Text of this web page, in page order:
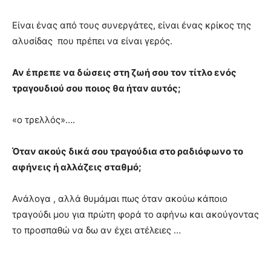
Είναι ένας από τους συνεργάτες, είναι ένας κρίκος της
αλυσίδας που πρέπει να είναι γερός.
Αν έπρεπε να δώσεις στη ζωή σου τον τίτλο ενός
τραγουδιού σου ποιος θα ήταν αυτός;
«ο τρελλός»….
Όταν ακούς δικά σου τραγούδια στο ραδιόφωνο το
αφήνεις ή αλλάζεις σταθμό;
Ανάλογα , αλλά θυμάμαι πως όταν ακούω κάποιο
τραγούδι μου για πρώτη φορά το αφήνω και ακούγοντας
το προσπαθώ να δω αν έχει ατέλειες …